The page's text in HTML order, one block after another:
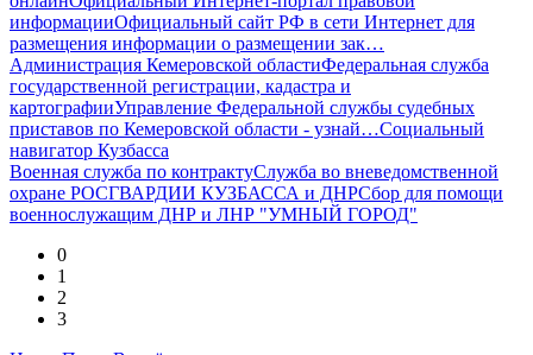
информацииОфициальный сайт РФ в сети Интернет для
размещения информации о размещении зак…
Администрация Кемеровской областиФедеральная служба
государственной регистрации, кадастра и
картографииУправление Федеральной службы судебных
приставов по Кемеровской области - узнай…Социальный
навигатор Кузбасса
Военная служба по контрактуСлужба во вневедомственной
охране РОСГВАРДИИ КУЗБАССА и ДНРСбор для помощи
военнослужащим ДНР и ЛНР "УМНЫЙ ГОРОД"
0
1
2
3